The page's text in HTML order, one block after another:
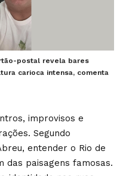
postal revela bares
carioca intensa, comenta
improvisos e
Segundo
entender o Rio de
das paisagens famosas.